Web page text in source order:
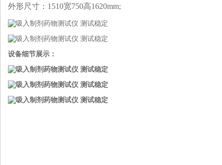
外形尺寸：1510宽750高1620mm;
设备细节展示：